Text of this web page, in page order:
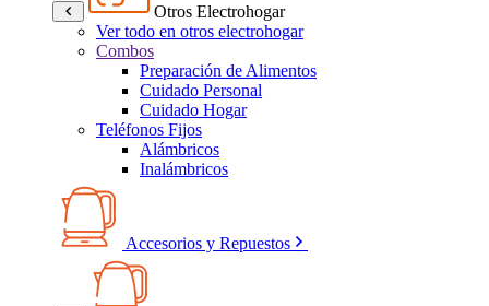
Otros Electrohogar
Ver todo en otros electrohogar
Combos
Preparación de Alimentos
Cuidado Personal
Cuidado Hogar
Teléfonos Fijos
Alámbricos
Inalámbricos
Accesorios y Repuestos